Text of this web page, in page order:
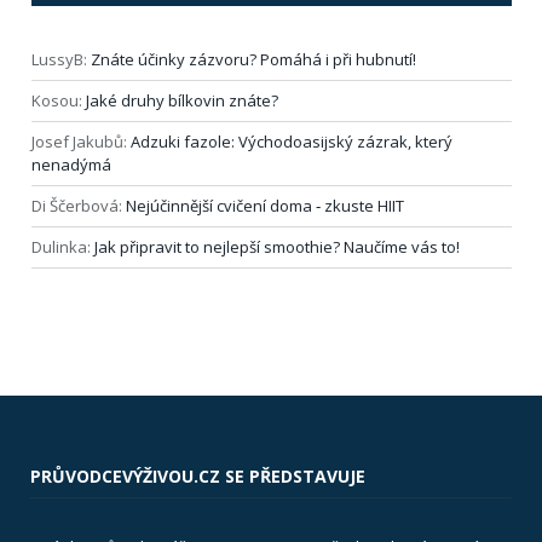
LussyB: Znáte účinky zázvoru? Pomáhá i při hubnutí!
Kosou: Jaké druhy bílkovin znáte?
Josef Jakubů: Adzuki fazole: Východoasijský zázrak, který
nenadýmá
Di Ščerbová: Nejúčinnější cvičení doma ‑ zkuste HIIT
Dulinka: Jak připravit to nejlepší smoothie? Naučíme vás to!
PRŮVODCEVÝŽIVOU.CZ SE PŘEDSTAVUJE